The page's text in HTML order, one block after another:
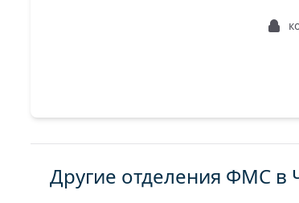
Другие отделения ФМС в